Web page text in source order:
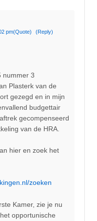
pm(Quote) (Reply)
nummer 3
Plasterk van de
gezegd en in mijn
budgettair
gecompenseerd
van de HRA.
hier en zoek het
zoeken
Kamer, zie je nu
opportunische